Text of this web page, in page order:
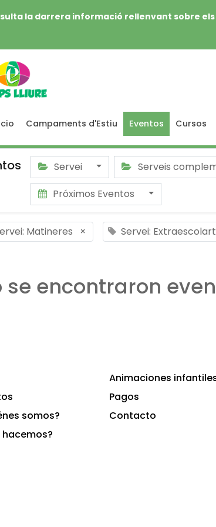
la darrera informació rellenvant sobre
Campaments d'Estiu Eventos Cursos
Servei Serveis
Próximos Eventos
Matineres × Servei:
se encontraron
somos?
hacemos?
Animaciones
Pagos
Contacto